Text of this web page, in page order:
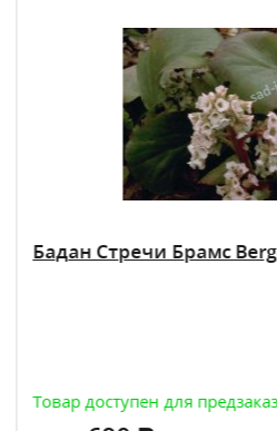
Бадан Стречи Брамс
Товар доступен для